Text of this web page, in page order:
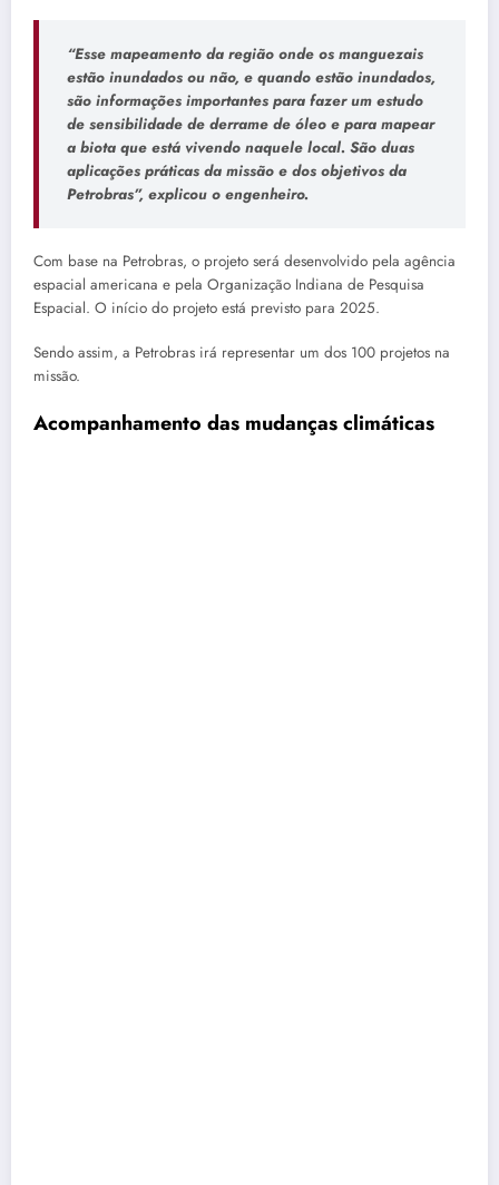
“Esse mapeamento da região onde os manguezais
estão inundados ou não, e quando estão inundados,
são informações importantes para fazer um estudo
de sensibilidade de derrame de óleo e para mapear
a biota que está vivendo naquele local. São duas
aplicações práticas da missão e dos objetivos da
Petrobras”, explicou o engenheiro.
Com base na Petrobras, o projeto será desenvolvido pela agência
espacial americana e pela Organização Indiana de Pesquisa
Espacial. O início do projeto está previsto para 2025.
Sendo assim, a Petrobras irá representar um dos 100 projetos na
missão.
Acompanhamento das mudanças climáticas